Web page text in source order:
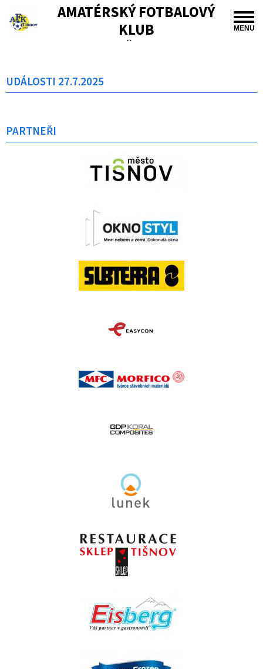
MENU
AMATÉRSKÝ FOTBALOVÝ
KLUB
TIŠNOV
UDÁLOSTI 27.7.2025
PARTNEŘI